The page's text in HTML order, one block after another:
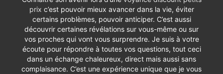
prix c’est pouvoir mieux avancer dans la vie, éviter
certains problèmes, pouvoir anticiper. C’est aussi
découvrir certaines révélations sur vous-même ou sur
vos proches qui vont vous surprendre. Je suis à votre
écoute pour répondre à toutes vos questions, tout ceci
dans un échange chaleureux, direct mais aussi sans
complaisance. C’est une expérience unique que je vous